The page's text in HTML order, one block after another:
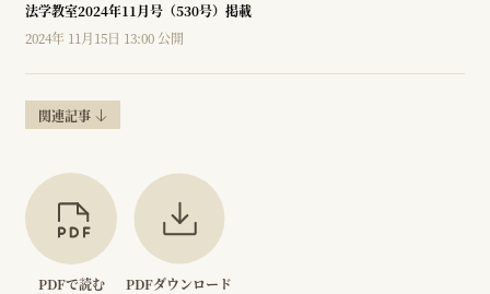
法学教室2024年11月号（530号）掲載
2024年 11月15日 13:00 公開
関連記事
PDFで読む PDFダウンロード